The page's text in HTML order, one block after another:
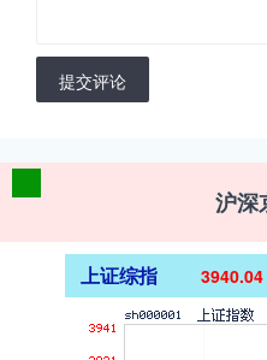
提交评论
沪深
上证综指 3940.04